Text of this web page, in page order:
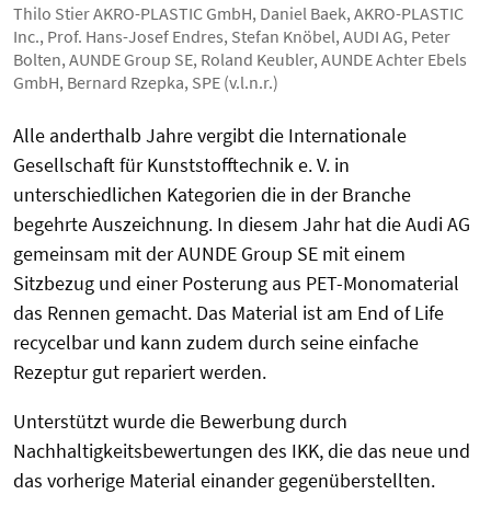
Thilo Stier AKRO-PLASTIC GmbH, Daniel Baek, AKRO-PLASTIC
Inc., Prof. Hans-Josef Endres, Stefan Knöbel, AUDI AG, Peter
Bolten, AUNDE Group SE, Roland Keubler, AUNDE Achter Ebels
GmbH, Bernard Rzepka, SPE (v.l.n.r.)
Alle anderthalb Jahre vergibt die Internationale
Gesellschaft für Kunststofftechnik e. V. in
unterschiedlichen Kategorien die in der Branche
begehrte Auszeichnung. In diesem Jahr hat die Audi AG
gemeinsam mit der AUNDE Group SE mit einem
Sitzbezug und einer Posterung aus PET-Monomaterial
das Rennen gemacht. Das Material ist am End of Life
recycelbar und kann zudem durch seine einfache
Rezeptur gut repariert werden.
Unterstützt wurde die Bewerbung durch
Nachhaltigkeitsbewertungen des IKK, die das neue und
das vorherige Material einander gegenüberstellten.